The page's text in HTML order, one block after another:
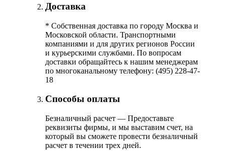
Доставка
* Собственная доставка по городу Москва и
Московской области. Транспортными
компаниями и для других регионов России
и курьерскими службами. По вопросам
доставки обращайтесь к нашим менеджерам
по многоканальному телефону: (495) 228-47-
18
Способы оплаты
Безналичный расчет — Предоставьте
реквизиты фирмы, и мы выставим счет, на
который вы сможете провести безналичный
расчет в течении трех дней.